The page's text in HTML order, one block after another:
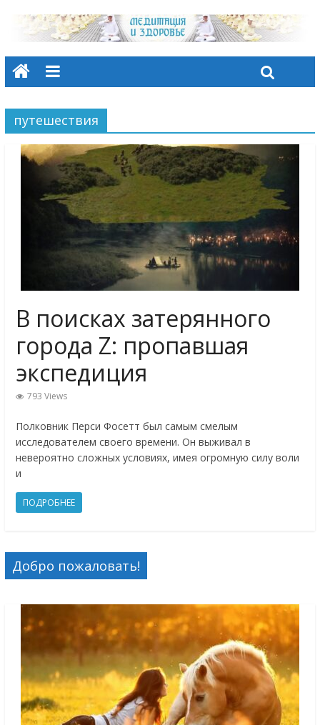
путешествия
В поисках затерянного
города Z: пропавшая
экспедиция
793 Views
Полковник Перси Фосетт был самым смелым
исследователем своего времени. Он выживал в
невероятно сложных условиях, имея огромную силу воли
и
ПОДРОБНЕЕ
Добро пожаловать!